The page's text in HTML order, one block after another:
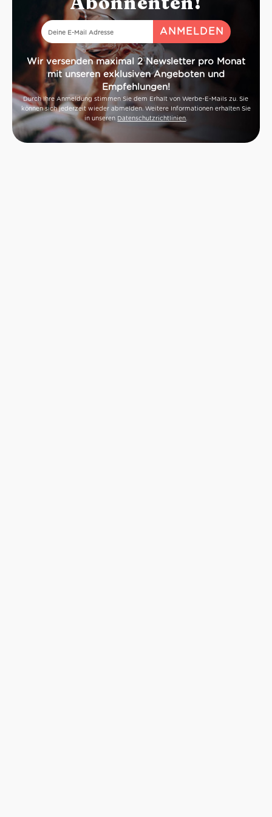
Wir versenden maximal 2 Newsletter pro Monat
mit unseren exklusiven Angeboten und
Empfehlungen!
Durch Ihre Anmeldung stimmen Sie dem Erhalt von Werbe-E-Mails zu. Sie
können sich jederzeit wieder abmelden. Weitere Informationen erhalten Sie
in unseren Datenschutzrichtlinien.